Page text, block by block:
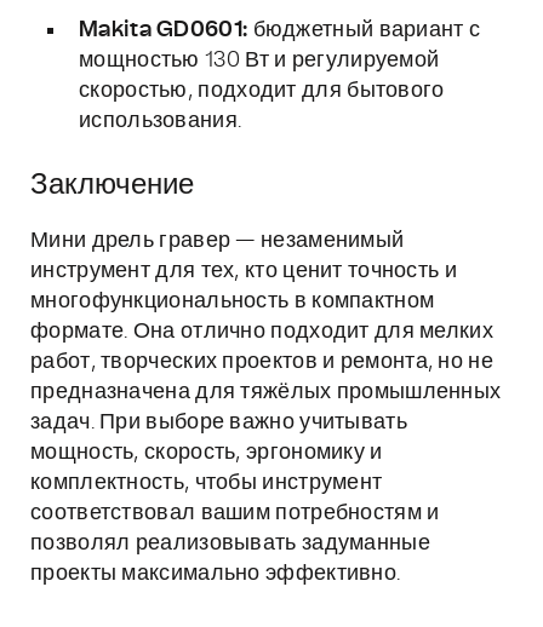
Makita GD0601: бюджетный вариант с
мощностью 130 Вт и регулируемой
скоростью, подходит для бытового
использования.
Заключение
Мини дрель гравер — незаменимый
инструмент для тех, кто ценит точность и
многофункциональность в компактном
формате. Она отлично подходит для мелких
работ, творческих проектов и ремонта, но не
предназначена для тяжёлых промышленных
задач. При выборе важно учитывать
мощность, скорость, эргономику и
комплектность, чтобы инструмент
соответствовал вашим потребностям и
позволял реализовывать задуманные
проекты максимально эффективно.